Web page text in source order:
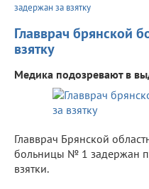
задержан за взятку
Главврач брянской
взятку
Медика подозревают в
Главврач Брянской
больницы № 1 задержан
взятки.